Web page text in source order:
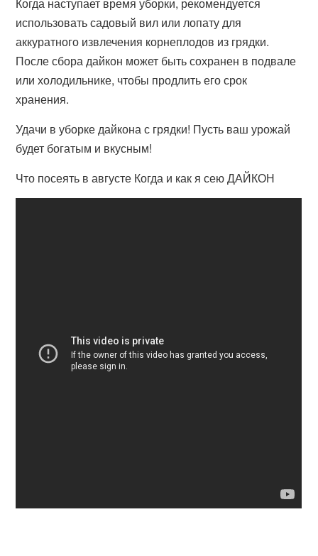
использовать садовый вил или лопату для
аккуратного извлечения корнеплодов из грядки.
После сбора дайкон может быть сохранен в подвале
или холодильнике, чтобы продлить его срок
хранения.
Удачи в уборке дайкона с грядки! Пусть ваш урожай
будет богатым и вкусным!
Что посеять в августе Когда и как я сею ДАЙКОН